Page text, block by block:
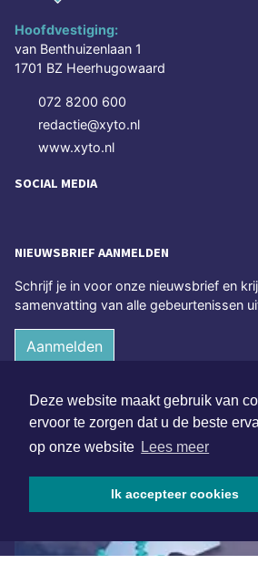
Deze website maakt gebruik van
ervoor te zorgen dat u de beste
op onze website Lees meer
Ik accepteer cookies
Hoofdvestiging:
van Benthuizenlaan 1
1701 BZ Heerhugowaard
072 8200 600
redactie@xyto.nl
www.xyto.nl
SOCIAL MEDIA
NIEUWSBRIEF AANMELDEN
Schrijf je in voor onze nieuwsbrief en
samenvatting van alle gebeurtenissen
Aanmelden
ONLINE DAGBLADEN